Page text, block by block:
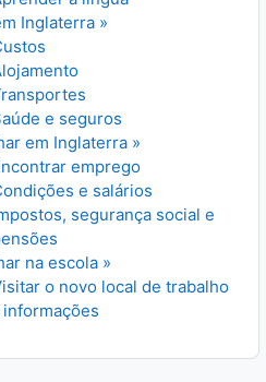
Inglaterra »
e seguros
em Inglaterra »
emprego
e salários
segurança social e
na escola »
o novo local de trabalho
informações